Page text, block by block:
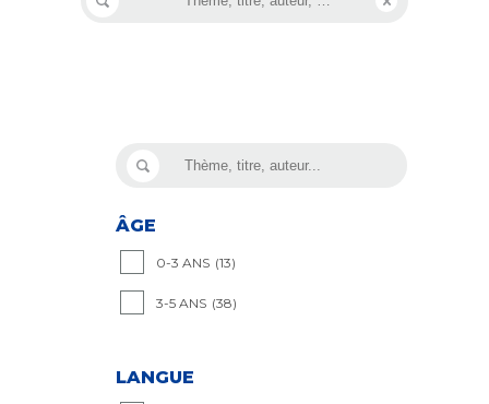
ÂGE
0-3 ANS (13)
3-5 ANS (38)
LANGUE